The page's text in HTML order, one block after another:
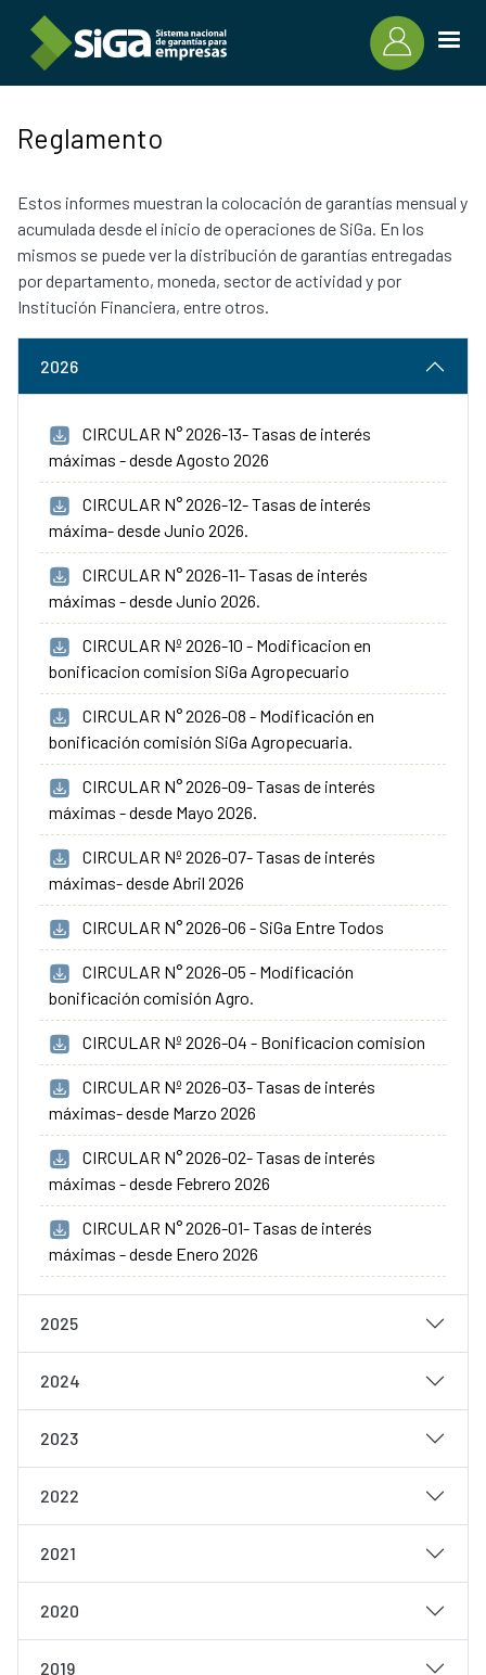
Pasar al contenido principal
Reglamento
Estos informes muestran la colocación de garantías mensual y
acumulada desde el inicio de operaciones de SiGa. En los
mismos se puede ver la distribución de garantías entregadas
por departamento, moneda, sector de actividad y por
Institución Financiera, entre otros.
2026
CIRCULAR N° 2026-13- Tasas de interés
máximas - desde Agosto 2026
CIRCULAR N° 2026-12- Tasas de interés
máxima- desde Junio 2026.
CIRCULAR N° 2026-11- Tasas de interés
máximas - desde Junio 2026.
CIRCULAR Nº 2026-10 - Modificacion en
bonificacion comision SiGa Agropecuario
CIRCULAR N° 2026-08 - Modificación en
bonificación comisión SiGa Agropecuaria.
CIRCULAR N° 2026-09- Tasas de interés
máximas - desde Mayo 2026.
CIRCULAR Nº 2026-07- Tasas de interés
máximas- desde Abril 2026
CIRCULAR N° 2026-06 - SiGa Entre Todos
CIRCULAR N° 2026-05 - Modificación
bonificación comisión Agro.
CIRCULAR Nº 2026-04 - Bonificacion comision
CIRCULAR Nº 2026-03- Tasas de interés
máximas- desde Marzo 2026
CIRCULAR N° 2026-02- Tasas de interés
máximas - desde Febrero 2026
CIRCULAR N° 2026-01- Tasas de interés
máximas - desde Enero 2026
2025
2024
2023
2022
2021
2020
2019